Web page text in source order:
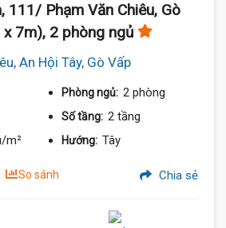
111/ Phạm Văn Chiêu, Gò
x 7m), 2 phòng ngủ
An Hội Tây, Gò Vấp
Phòng ngủ: 2 phòng
Số tầng: 2 tầng
m² Hướng: Tây
So sánh Chia sẻ